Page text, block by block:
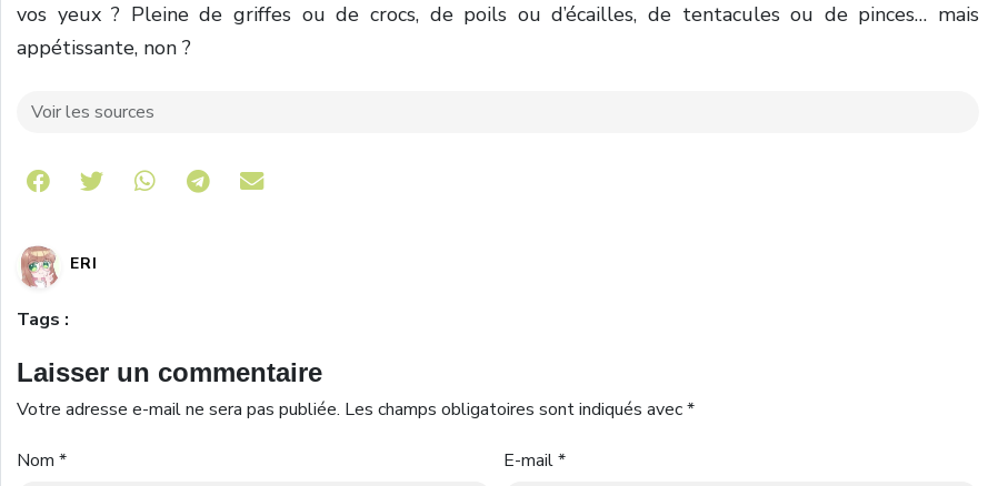
vos yeux ? Pleine de griffes ou de crocs, de poils ou d’écailles, de tentacules ou de pinces… mais
appétissante, non ?
Voir les sources
Share on Telegram
ERI
Tags :
Laisser un commentaire
Votre adresse e-mail ne sera pas publiée. Les champs obligatoires sont indiqués avec*
Nom * E-mail*